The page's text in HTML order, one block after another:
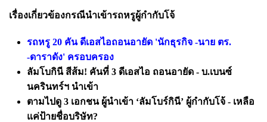
เรื่องเกี่ยวข้องกรณีนำเข้ารถหรูผู้กำกับโจ้
รถหรู 20 คัน ดีเอสไอถอนอายัด 'นักธุรกิจ -นาย ตร.
-ดาราดัง' ครอบครอง
ลัมโบกินี สีส้ม! คันที่ 3 ดีเอสไอ ถอนอายัด - บ.เบนซ์
นครินทร์ฯ นำเข้า
ตามไปดู 3 เอกชน ผู้นำเข้า ‘ลัมโบร์กินี’ ผู้กำกับโจ้ - เหลือ
แค่ป้ายชื่อบริษัท?